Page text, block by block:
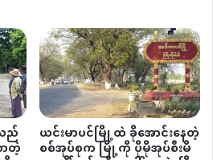
ည်
ာတဲ့
ယင်းမာပင်မြို့ထဲ ခိုအောင်းနေတဲ့
စစ်အုပ်စုက မြို့ကို ပိုမိုအုပ်စီးမိ